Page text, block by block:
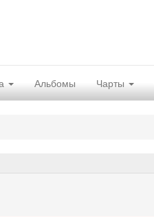
Альбомы Чарты